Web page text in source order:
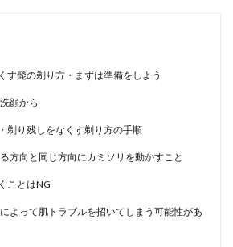
の指輪には一体どんな意味があるのか知りたくな
ることもあり...
コンセント増設に必要な資格とは？資
格取得の種類や試験について
す髭の剃り方・まずは準備をしよう
顔から
剃り残しをなくす剃り方の手順
方向と同じ方向にカミソリを動かすこと
ことはNG
よって肌トラブルを招いてしまう可能性があ